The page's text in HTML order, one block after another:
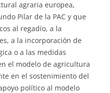
agraria europea,
Pilar de la PAC y que
al regadío, a la
a la incorporación de
o a las medidas
el modelo de agricultura
en el sostenimiento del
político al modelo